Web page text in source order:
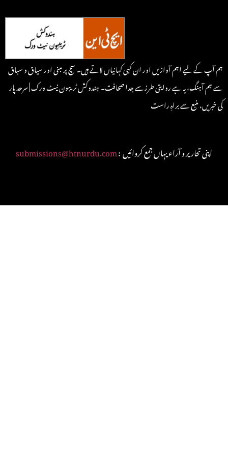
ہم آپ کے لیے اہم آوازیں اور ان کہی کہانیاں لاتے ہیں۔ سچ پر مبنی اور سیاق و سباق
سے ہم آہنگ، یہ ہے روایتی طرزسے جدا صحافت۔ ہندوکش ٹریبون نیٹ ورک | سرحد پار
کی خبریں، منبع سے براہِ راست
submissions@htnurdu.com : اپنی تحاریر و آراء یہاں جمع کروائیں